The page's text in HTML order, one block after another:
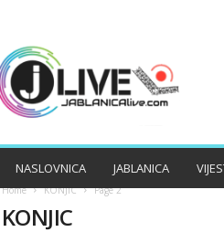
NASLOVNICA JABLANICA
Home KONJIC Page 2
KONJIC